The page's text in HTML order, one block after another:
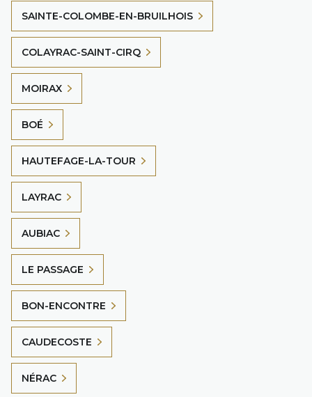
SAINTE-COLOMBE-EN-BRUILHOIS
COLAYRAC-SAINT-CIRQ
MOIRAX
BOÉ
HAUTEFAGE-LA-TOUR
LAYRAC
AUBIAC
LE PASSAGE
BON-ENCONTRE
CAUDECOSTE
NÉRAC